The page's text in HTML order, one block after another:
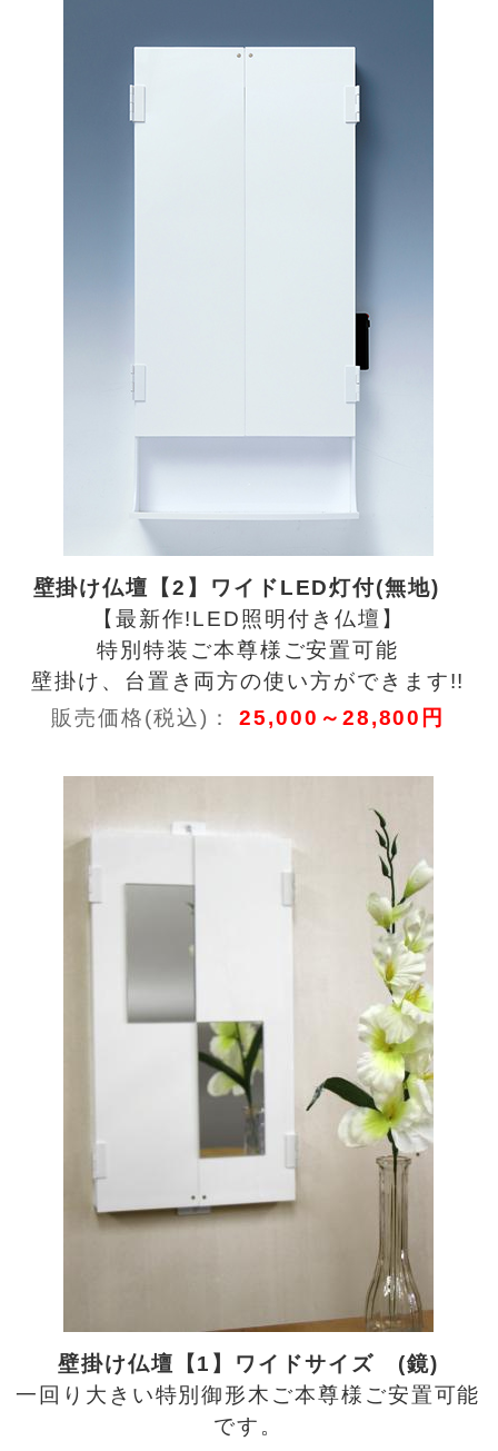
壁掛け仏壇【2】ワイドLED灯付(無地)
【最新作!LED照明付き仏壇】
特別特装ご本尊様ご安置可能
壁掛け、台置き両方の使い方ができます!!
販売価格(税込)：25,000～28,800円
壁掛け仏壇【1】ワイドサイズ (鏡)
一回り大きい特別御形木ご本尊様ご安置可能
です。